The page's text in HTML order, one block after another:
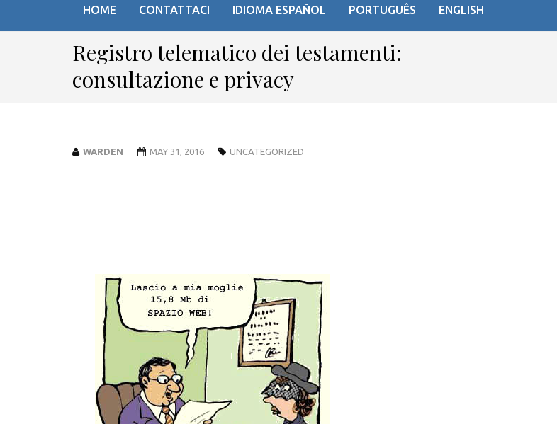
HOME CONTATTACI IDIOMA ESPAÑOL PORTUGUÊS ENGLISH
Registro telematico dei testamenti:
consultazione e privacy
WARDEN MAY 31, 2016 UNCATEGORIZED